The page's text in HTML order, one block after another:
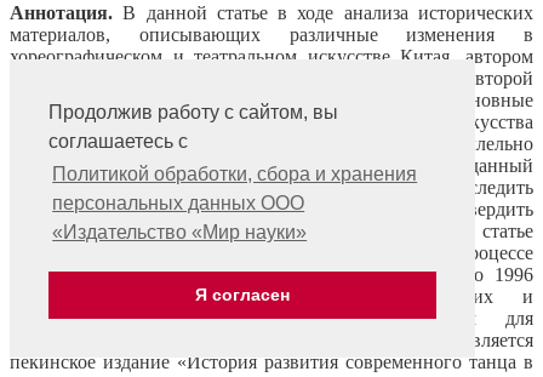
Продолжив работу с сайтом, вы
соглашаетесь с
Политикой обработки, сбора и хранения
персональных данных ООО
«Издательство «Мир науки»
Я согласен
Аннотация. В данной статье в ходе анализа исторических
материалов, описывающих различные изменения в
хореографическом и театральном искусстве Китая, автором
представлены этапы развития сценического костюма второй
половины XX века. В исследовании учитываются основные
прогрессивные и регрессивные преобразования искусства
Китайской Народной Республики и параллельно
происходящие политические изменения в стране в данный
исторический период. Что позволило более точно проследить
тенденции развития сценических костюмов и подтвердить
точку зрения китайских искусствоведов. В статье
представлены источники изучения семантики в процессе
изменений сценического костюма в Китае с 1949 по 1996
года, подкреплённые исследованиями китайских и
отечественных учёных. Основным источником для
дальнейших исследований, по мнению автора, является
пекинское издание «История развития современного танца в